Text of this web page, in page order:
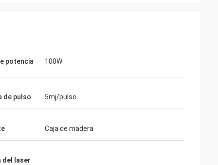
Gustavo
potencia 100W
de pulso 5mj/pulse
Caja de madera
del laser